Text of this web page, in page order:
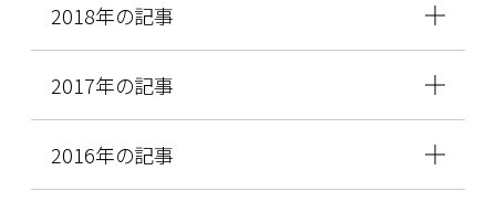
2018年の記事
2017年の記事
2016年の記事